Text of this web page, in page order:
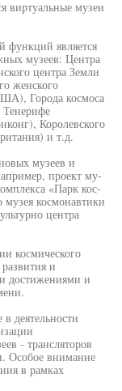
виртуальные музеи
функций является
музеев: Центра
центра Земли
женского
Города космоса
Королевского
и т.д.
музеев и
проект му-
«Парк кос-
космонавтики
центра
космического
и
достижениями и
деятельности
- трансляторов
Особое внимание
в рамках